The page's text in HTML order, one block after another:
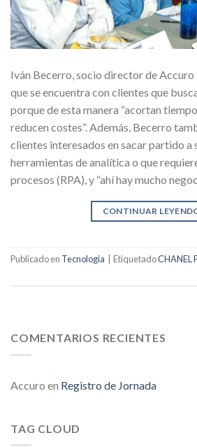
Iván Becerro, socio director de Accuro
que se encuentra con clientes que
porque de esta manera “acortan
reducen costes”. Además, Becerro
clientes interesados en sacar partido a
herramientas de analítica o que
procesos (RPA), y “ahí hay mucho
CONTINUAR
Publicado en Tecnologia EtiquetadoCHANEL
COMENTARIOS RECIENTES
Accuro en Registro de Jornada
TAG CLOUD